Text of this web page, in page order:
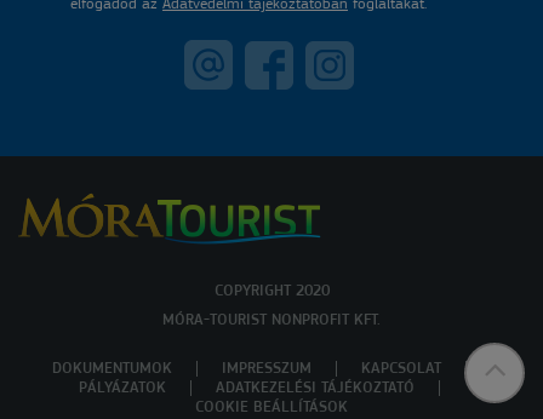
elfogadod az Adatvédelmi tájékoztatóban foglaltakat.
COPYRIGHT 2020
MÓRA-TOURIST NONPROFIT KFT.
DOKUMENTUMOK IMPRESSZUM
KAPCSOLAT
PÁLYÁZATOK
ADATKEZELÉSI TÁJÉKOZTATÓ
COOKIE BEÁLLÍTÁSOK